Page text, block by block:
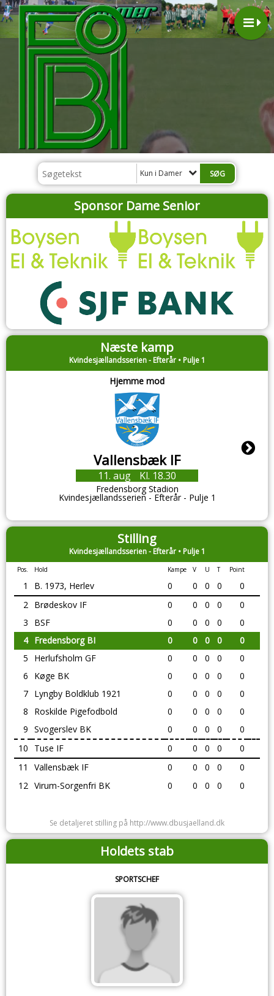
Kun i Damer
Sponsor Dame Senior
Næste kamp
Kvindesjællandsserien - Efterår • Pulje 1
Hjemme mod
Vallensbæk IF
11. aug Kl. 18.30
Fredensborg Stadion
Kvindesjællandsserien - Efterår - Pulje 1
Stilling
Kvindesjællandsserien - Efterår • Pulje 1
Pos. Hold Kampe V U T Point
1 B. 1973, Herlev 0 0 0 0
0
2 Brødeskov IF 0 0 0 0
0
3
BSF 0 0 0 0
0
4 Fredensborg BI 0 0 0 0
0
5
Herlufsholm GF 0 0 0 0
0
6
Køge BK 0 0 0 0
0
7 Lyngby Boldklub 1921 0 0 0 0
0
8
Roskilde Pigefodbold 0 0 0 0
0
9 Svogerslev BK 0 0 0 0
0
10
Tuse IF 0 0 0 0
0
11
Vallensbæk IF 0 0 0 0
0
12 Virum-Sorgenfri BK 0 0 0 0 0
Se detaljeret stilling på http://www.dbusjaelland.dk
Holdets stab
SPORTSCHEF